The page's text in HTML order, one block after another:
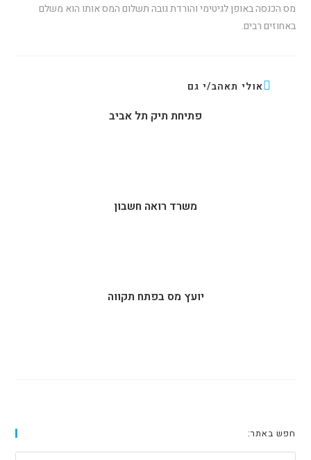
מס הכנסה באופן לגיטימי והורדת גובה תשלום המס אותו הוא משלם
באחוזים רבים.
אולי תאהב/י גם
פתיחת תיק תל אביב
משרד רואה חשבון
יועץ מס בפתח תקווה
חפש באתר: